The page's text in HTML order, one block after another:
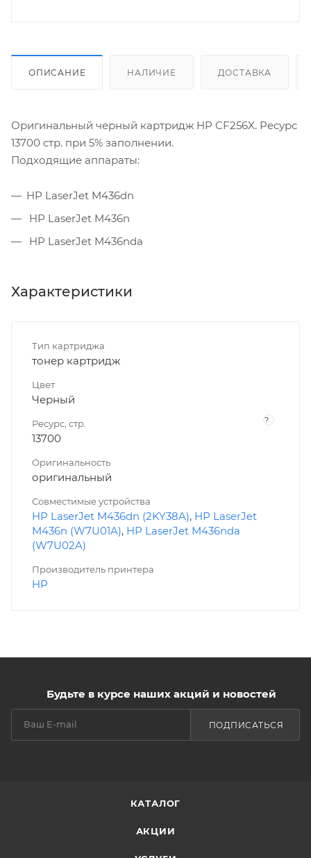
ОПИСАНИЕ НАЛИЧИЕ ДОСТАВКА
Оригинальный черный картридж HP CF256X. Ресурс
13700 стр. при 5% заполнении.
Подходящие аппараты:
HP LaserJet M436dn
HP LaserJet M436n
HP LaserJet M436nda
Характеристики
Тип картриджа
тонер картридж
Цвет
Черный
Ресурс, стр. ?
13700
Оригинальность
оригинальный
Совместимые устройства
HP LaserJet M436dn (2KY38A), HP LaserJet
M436n (W7U01A), HP LaserJet M436nda
(W7U02A)
Производитель принтера
HP
Будьте в курсе наших акций и новостей
ПОДПИСАТЬСЯ
КАТАЛОГ
АКЦИИ